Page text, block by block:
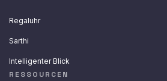
Regaluhr
Sarthi
Intelligenter Blick
RESSOURCEN